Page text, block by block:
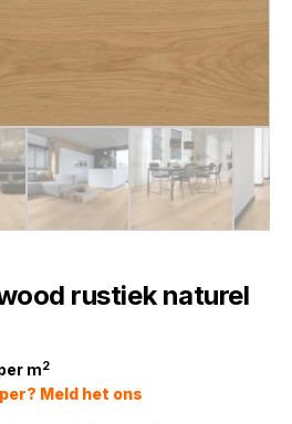
rustiek naturel
m2
Meld het ons